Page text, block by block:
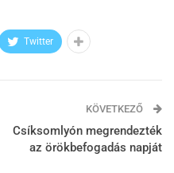
Twitter
KÖVETKEZŐ
Csíksomlyón megrendezték
az örökbefogadás napját